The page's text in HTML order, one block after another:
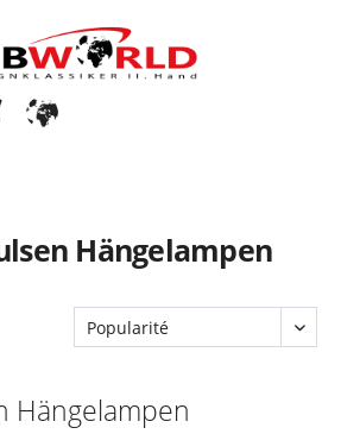
Hängelampen
Hängelampen